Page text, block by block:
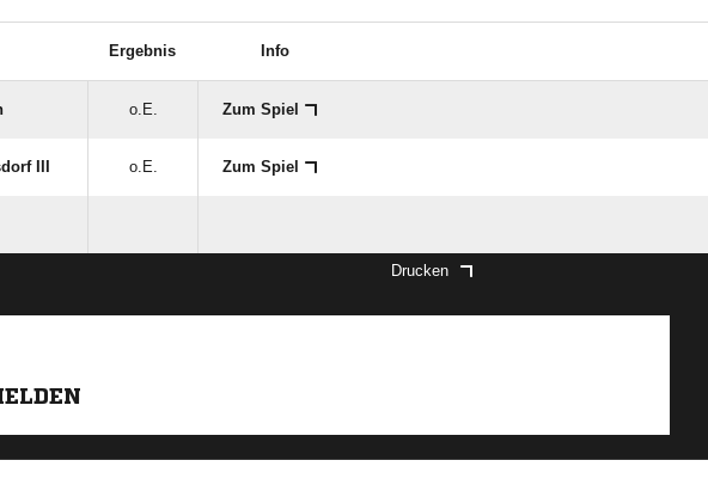
Ergebnis Info
o.E. Zum Spiel
III o.E. Zum Spiel
Drucken